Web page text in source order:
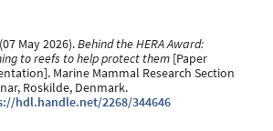
May 2026).Behind the HERA Award:
to reefs to help protect them [Paper
Marine Mammal Research Section
Roskilde, Denmark.
hdl.handle.net/2268/344646